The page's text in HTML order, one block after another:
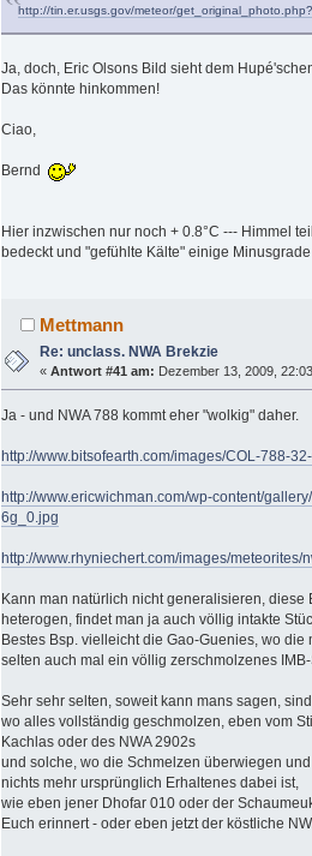
http://tin.er.usgs.gov/meteor/
Ja, doch, Eric Olsons Bild sieht dem
Das könnte hinkommen!
Ciao,
Bernd
Hier inzwischen nur noch + 0.8°C --- Himmel
bedeckt und "gefühlte Kälte" einige
Mettmann
Re: unclass. NWA Brekzie
«Antwort #41 am: Dezember 13, 2009,
Ja - und NWA 788 kommt eher "wolkig" daher.
http://www.bitsofearth.com/images/COL-788-
http://www.ericwichman.com/wp-content/
6g_0.jpg
http://www.rhyniechert.com/images/meteorites/
Kann man natürlich nicht generalisieren, diese
heterogen, findet man ja auch völlig intakte
Bestes Bsp. vielleicht die Gao-Guenies, wo die
selten auch mal ein völlig zerschmolzenes IMB-
Sehr sehr selten, soweit kann mans sagen,
wo alles vollständig geschmolzen, eben vom
Kachlas oder des NWA 2902s
und solche, wo die Schmelzen überwiegen
nichts mehr ursprünglich Erhaltenes dabei ist,
wie eben jener Dhofar 010 oder der
Euch erinnert - oder eben jetzt der köstliche